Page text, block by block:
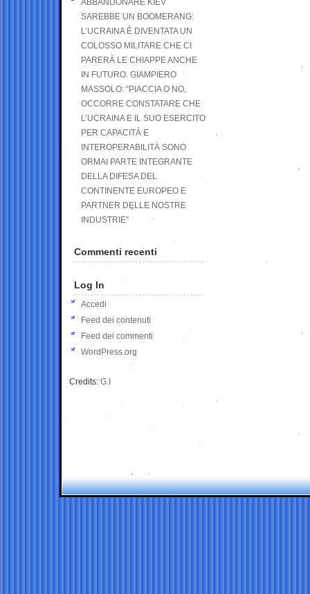
ABBANDONARE KIEV
SAREBBE UN BOOMERANG:
L’UCRAINA È DIVENTATA UN
COLOSSO MILITARE CHE CI
PARERÀ LE CHIAPPE ANCHE
IN FUTURO. GIAMPIERO
MASSOLO: “PIACCIA O NO,
OCCORRE CONSTATARE CHE
L’UCRAINA E IL SUO ESERCITO
PER CAPACITÀ E
INTEROPERABILITÀ SONO
ORMAI PARTE INTEGRANTE
DELLA DIFESA DEL
CONTINENTE EUROPEO E
PARTNER DELLE NOSTRE
INDUSTRIE”
Commenti recenti
Log In
Accedi
Feed dei contenuti
Feed dei commenti
WordPress.org
Credits: G.I